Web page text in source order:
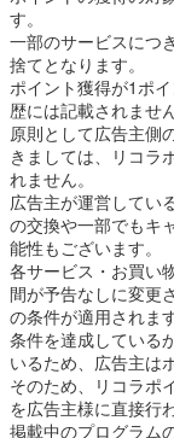
・デビットカード
・キャッシュカード
・ポイント払い
・追加カードでの支
Oliveは銀行サービス
魅力です。
【今すぐ始めよう！】
Oliveなら、対象店舗
ンで、三井住友カー
公式サイトをチェッ
す。
一部のサービスにつ
捨てとなります。
ポイント獲得が1ポ
歴には記載されません
原則として広告主側
きましては、リコラ
れません。
広告主が運営してい
の交換や一部でもキ
能性もございます。
各サービス・お買い
間が予告なしに変更
の条件が適用されます
条件を達成している
いるため、広告主は
そのため、リコラポ
を広告主様に直接行
掲載中のプログラム